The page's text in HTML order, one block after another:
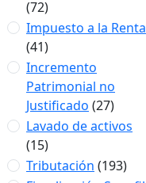
(72)
Impuesto a la Renta
(41)
Incremento
Patrimonial no
Justificado (27)
Lavado de activos
(15)
Tributación (193)